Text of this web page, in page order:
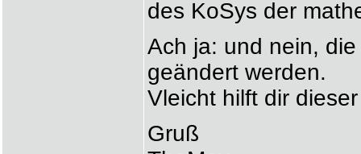
des KoSys der
Ach ja: und nein,
geändert werden.
Vleicht hilft dir
Gruß